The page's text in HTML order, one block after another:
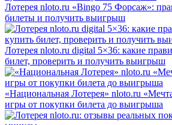
Лотерея nloto.ru «Bingo 75 Форсаж»:
билеты и получить выигрыш
Лотерея nloto.ru digital 5×36: какие
билет, проверить и получить выигрыш
«Национальная Лотерея» nloto.ru
игры от покупки билета до выигрыша